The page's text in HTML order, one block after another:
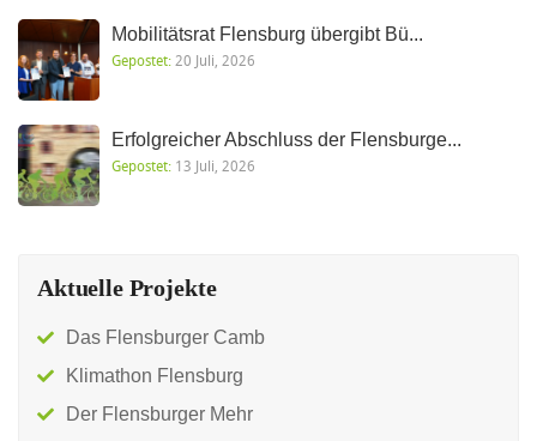
Mobilitätsrat Flensburg übergibt Bü...
Gepostet: 20 Juli, 2026
Erfolgreicher Abschluss der Flensburge...
Gepostet: 13 Juli, 2026
Aktuelle Projekte
Das Flensburger Camb
Klimathon Flensburg
Der Flensburger Mehr